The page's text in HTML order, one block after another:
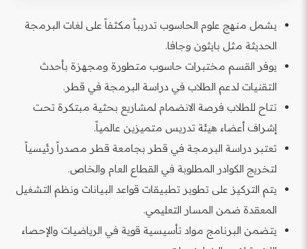
يشمل منهج علوم الحاسوب تدريباً مكثفاً على لغات البرمجة
الحديثة مثل بايثون وجافا.
يوفر القسم مختبرات حاسوب متطورة ومجهزة بأحدث
التقنيات لدعم الطلاب في دراسة البرمجة في قطر.
تتاح للطلاب فرصة الانضمام لمشاريع بحثية مبتكرة تحت
إشراف أعضاء هيئة تدريس متميزين عالمياً.
تعتبر دراسة البرمجة في قطر بجامعة قطر مصدراً رئيسياً
لتخريج الكوادر المطلوبة في القطاع العام والخاص.
يتم التركيز على تطوير تطبيقات قواعد البيانات ونظم التشغيل
المعقدة ضمن المسار التعليمي.
يتضمن البرنامج مواد تأسيسية قوية في الرياضيات والإحصاء